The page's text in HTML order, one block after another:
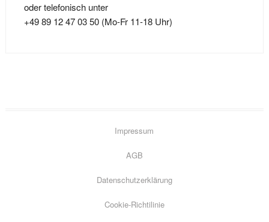
oder telefonisch unter
+49 89 12 47 03 50 (Mo-Fr 11-18 Uhr)
Impressum
AGB
Datenschutzerklärung
Cookie-Richtilinie